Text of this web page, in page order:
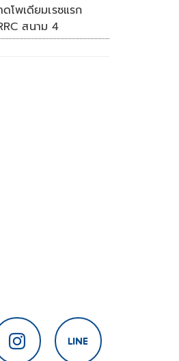
โพเดียมเรซแรก
สนาม 4